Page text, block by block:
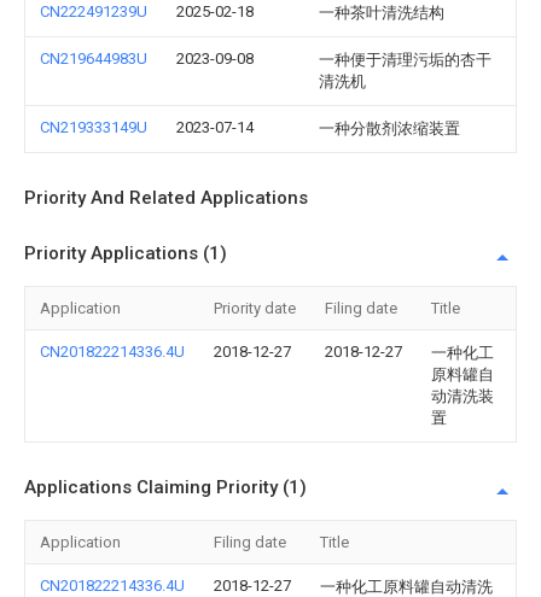
CN222491239U 2025-02-18 一种茶叶清洗结构
CN219644983U 2023-09-08
一种便于清理污垢的杏干
清洗机
CN219333149U 2023-07-14 一种分散剂浓缩装置
Priority And Related Applications
Priority Applications (1)
Application Priority date Filing date Title
CN201822214336.4U 2018-12-27 2018-12-27
一种化工
原料罐自
动清洗装
置
Applications Claiming Priority (1)
Application Filing date Title
CN201822214336.4U 2018-12-27
一种化工原料罐自动清洗